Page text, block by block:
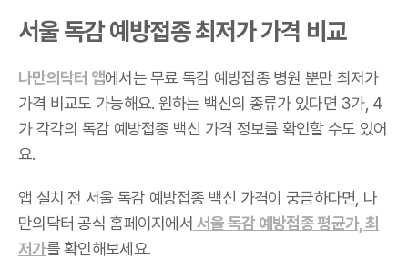
서울 독감 예방접종 최저가 가격 비교
나만의닥터 앱에서는 무료 독감 예방접종 병원 뿐만 최저가
가격 비교도 가능해요. 원하는 백신의 종류가 있다면 3가, 4
가 각각의 독감 예방접종 백신 가격 정보를 확인할 수도 있어
요.
앱 설치 전 서울 독감 예방접종 백신 가격이 궁금하다면, 나
만의닥터 공식 홈페이지에서 서울 독감 예방접종 평균가, 최
저가를 확인해보세요.